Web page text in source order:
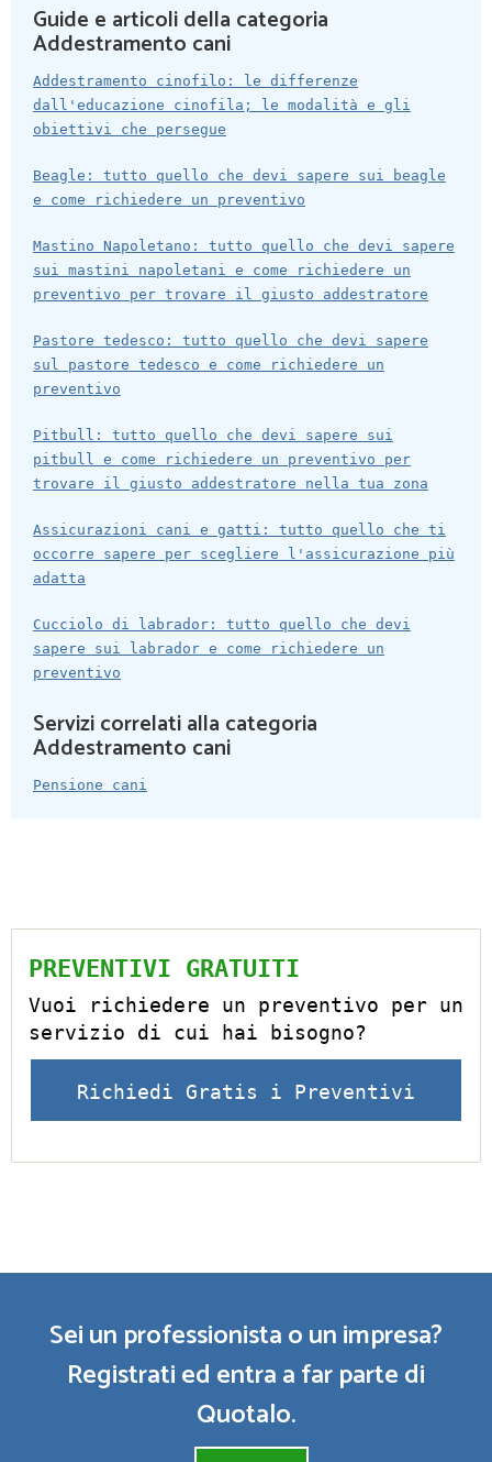
Guide e articoli della categoria
Addestramento cani
Addestramento cinofilo: le differenze
dall'educazione cinofila; le modalità e gli
obiettivi che persegue
Beagle: tutto quello che devi sapere sui beagle
e come richiedere un preventivo
Mastino Napoletano: tutto quello che devi sapere
sui mastini napoletani e come richiedere un
preventivo per trovare il giusto addestratore
Pastore tedesco: tutto quello che devi sapere
sul pastore tedesco e come richiedere un
preventivo
Pitbull: tutto quello che devi sapere sui
pitbull e come richiedere un preventivo per
trovare il giusto addestratore nella tua zona
Assicurazioni cani e gatti: tutto quello che ti
occorre sapere per scegliere l'assicurazione più
adatta
Cucciolo di labrador: tutto quello che devi
sapere sui labrador e come richiedere un
preventivo
Servizi correlati alla categoria
Addestramento cani
Pensione cani
PREVENTIVI GRATUITI
Vuoi richiedere un preventivo per un
servizio di cui hai bisogno?
Richiedi Gratis i Preventivi
Sei un professionista o un impresa?
Registrati ed entra a far parte di
Quotalo.